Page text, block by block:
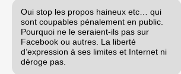
Oui stop les propos haineux etc… qui
sont coupables pénalement en public.
Pourquoi ne le seraient-ils pas sur
Facebook ou autres. La liberté
d’expression à ses limites et Internet ni
déroge pas.